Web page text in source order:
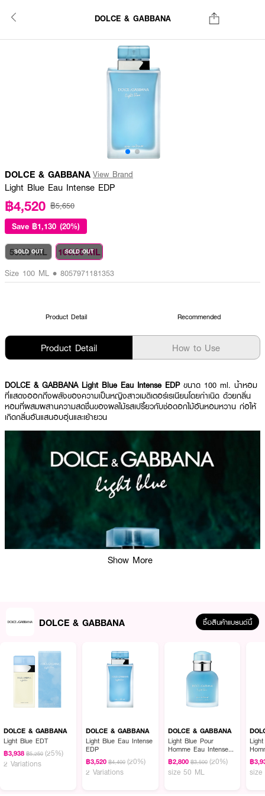
DOLCE & GABBANA
DOLCE & GABBANA View Brand
Light Blue Eau Intense EDP
฿4,520 ฿5,650
Save ฿1,130 (20%)
50.00 ML
SOLD OUT 100.00 ML
SOLD OUT
Size 100 ML • 8057971181353
Product Detail Recommended
Product Detail How to Use
DOLCE & GABBANA Light Blue Eau Intense EDPขนาด 100 ml. น้ำหอม
ที่แสดงออกถึงพลังของความเป็นหญิงสาวเมดิเตอร์เรเนียนโดยกำเนิด ด้วยกลิ่น
หอมที่ผสมผสานความสดชื่นของผลไม้รสเปรี้ยวกับช่อดอกไม้อันหอมหวาน ก่อให้
เกิดกลิ่นอันแสนอบอุ่นและเย้ายวน
Show More
DOLCE & GABBANA ซื้อสินค้าแบรนด์นี้
DOLCE & GABBANA
Light Blue EDT
฿3,938 ฿5,250 (25%)
2 Variations
DOLCE & GABBANA
Light Blue Eau Intense
EDP
฿3,520 ฿4,400 (20%)
2 Variations
DOLCE & GABBANA
Light Blue Pour
Homme Eau Intense
EDP
฿2,800 ฿3,500 (20%)
size 50 ML
฿
size